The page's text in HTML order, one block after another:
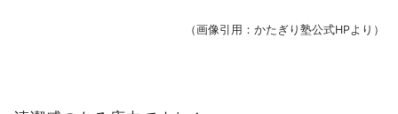
（画像引用：かたぎり塾公式HPより）